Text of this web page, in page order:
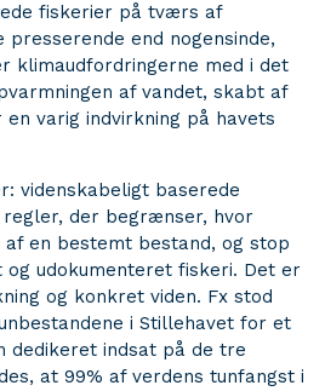
fiskerier på tværs af
end nogensinde,
klimaudfordringerne med i det
af vandet, skabt af
varig indvirkning på havets
videnskabeligt baserede
der begrænser, hvor
en bestemt bestand, og stop
udokumenteret fiskeri. Det er
og konkret viden. Fx stod
i Stillehavet for et
dedikeret indsat på de tre
at 99% af verdens tunfangst i